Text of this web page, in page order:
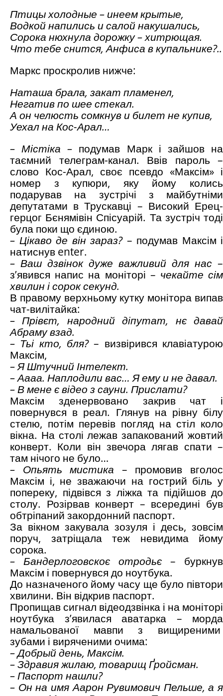
Птицы холодные – инеем крытые,
Водкой напились и салой накушались,
Сорока нюхнула дорожку – хитрющая.
Что тебе снится, Анфиса в купальнике?..
Маркс проскролив нижче:
Наташа брала, закат пламенел,
Негатив по шее стекал.
А он челюсть сомкнув и билет не купив,
Уехал на Кос-Арал…
– Містіка – подумав Марк і зайшов на
таємний телеграм-канал. Ввів пароль –
слово Кос-Арал, своє псевдо «Максім» і
номер з купюри, яку йому колись
подарував на зустрічі з майбутніми
депутатами в Трускавці – Високий Ерец-
герцог Бєнямівін Спісуарій. Та зустріч тоді
була поки що єдиною.
– Цікаво де він зараз?– подумав Максім і
натиснув enter.
– Ваш дзвінок дуже важливий для нас –
з’явився напис на моніторі – чекайте сім
хвилин і сорок секунд.
В правому верхньому кутку монітора випав
чат-вилітайка:
– Прівєт, народний діпутат, нє давай
Абраму взад.
– Тьі кто, бля?– визвірився клавіатурою
Максім,
– Я Штучний Інтелект.
– Аааа. Наплодили вас… Я ему и не давал.
– В мене є відео з сауни. Прислати?
Максім зденервовано закрив чат і
повернувся в реал. Глянув на рівну білу
стелю, потім перевів погляд на стіл коло
вікна. На столі лежав запакований жовтий
конверт. Коли він звечора лягав спати –
там нічого не було…
– Опьять мистика – промовив вголос
Максім і, не зважаючи на гострий біль у
попереку, підвівся з ліжка та підійшов до
столу. Розірвав конверт – всередині був
обтріпаний закордонний паспорт.
За вікном закувала зозуля і десь, зовсім
поруч, затріщала теж невидима йому
сорока.
– Бандерлоговскоє отродьє – буркнув
Максім і повернувся до ноутбука.
До назначеного йому часу ще було півтори
хвилини. Він відкрив паспорт.
Пропищав сигнал відеодзвінка і на моніторі
ноутбука з’явилася аватарка – морда
намальованої мавпи з вищиреними
зубами і виряченими очима:
– Добрый день, Максім.
– Здравия жилаю, товарищ Ґройсман.
– Паспорт нашли?
– Он на имя Аарон Рувимович Пельше, а я